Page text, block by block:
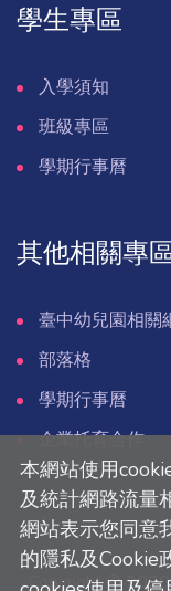
本網站使用
及統計網路流量
網站表示您同意
的隱私及Cookie
學生專區
入學須知
班級專區
學期行事曆
其他相關專
臺中幼兒園相關
部落格
學期行事曆
企業托育合作
Copyright ©